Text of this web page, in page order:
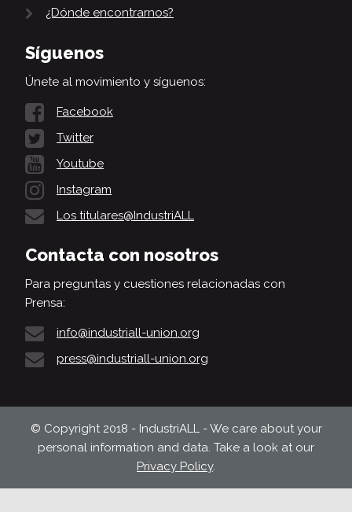
¿Dónde encontrarnos?
Síguenos
Únete al movimiento y síguenos:
Facebook
Twitter
Youtube
Instagram
Los titulares@IndustriALL
Contacta con nosotros
Para preguntas y cuestiones relacionadas con
Prensa:
info@industriall-union.org
press@industriall-union.org
© Copyright 2018 - IndustriALL - We care about your
personal information and data. Take a look at our
Privacy Policy.